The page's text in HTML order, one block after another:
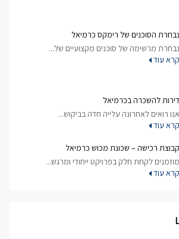
נבחרת הסוכנים של רימקס כרמיאל
נבחרת מרשימה של סוכנים מקצועיים של...
קרא עוד
דירות להשכרה בכרמיאל
אנו רואים לאחרונה עלייה חדה בביקוש...
קרא עוד
קבוצת רכישה – שכונת מכוש כרמיאל
מוזמנים לקחת חלק בפרויקט ייחודי ומרגש...
קרא עוד